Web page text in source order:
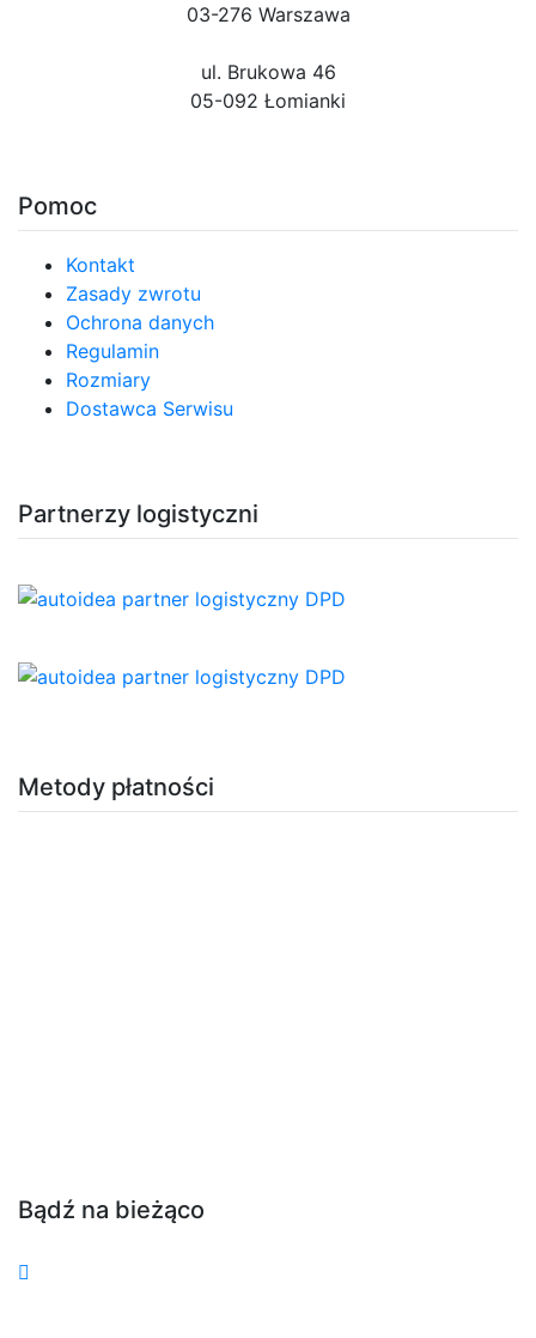
03-276 Warszawa
ul. Brukowa 46
05-092 Łomianki
Pomoc
Kontakt
Zasady zwrotu
Ochrona danych
Regulamin
Rozmiary
Dostawca Serwisu
Partnerzy logistyczni
Metody płatności
Bądź na bieżąco